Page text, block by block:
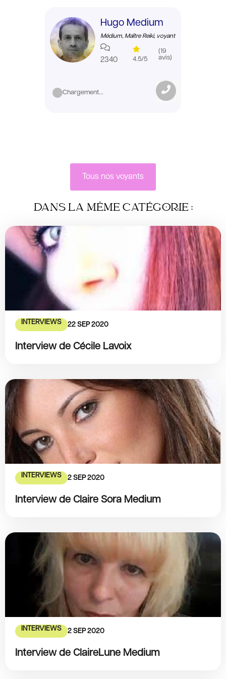
Hugo Medium
Médium, Maître Reiki, voyant
2340 4.5/5
(19
avis)
Chargement...
Tous nos voyants
DANS LA MÊME CATÉGORIE :
INTERVIEWS 22 SEP 2020
Interview de Cécile Lavoix
INTERVIEWS 2 SEP 2020
Interview de Claire Sora Medium
INTERVIEWS 2 SEP 2020
Interview de ClaireLune Medium